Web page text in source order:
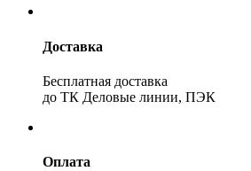
Доставка
Бесплатная доставка
до ТК Деловые линии, ПЭК
Оплата